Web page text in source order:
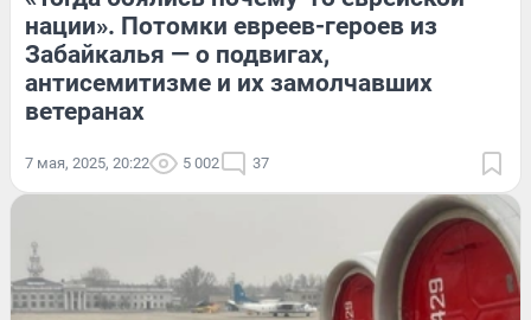
нации». Потомки евреев-героев из
Забайкалья — о подвигах,
антисемитизме и их замолчавших
ветеранах
7 мая, 2025, 20:22 5 002 37